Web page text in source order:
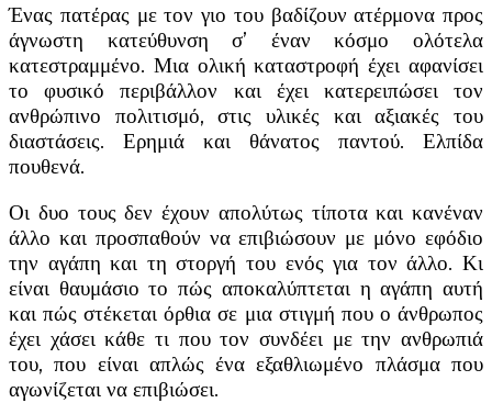
Ένας πατέρας με τον γιο του βαδίζουν ατέρμονα προς
άγνωστη κατεύθυνση σ’ έναν κόσμο ολότελα
κατεστραμμένο. Μια ολική καταστροφή έχει αφανίσει
το φυσικό περιβάλλον και έχει κατερειπώσει τον
ανθρώπινο πολιτισμό, στις υλικές και αξιακές του
διαστάσεις. Ερημιά και θάνατος παντού. Ελπίδα
πουθενά.
Οι δυο τους δεν έχουν απολύτως τίποτα και κανέναν
άλλο και προσπαθούν να επιβιώσουν με μόνο εφόδιο
την αγάπη και τη στοργή του ενός για τον άλλο. Κι
είναι θαυμάσιο το πώς αποκαλύπτεται η αγάπη αυτή
και πώς στέκεται όρθια σε μια στιγμή που ο άνθρωπος
έχει χάσει κάθε τι που τον συνδέει με την ανθρωπιά
του, που είναι απλώς ένα εξαθλιωμένο πλάσμα που
αγωνίζεται να επιβιώσει.